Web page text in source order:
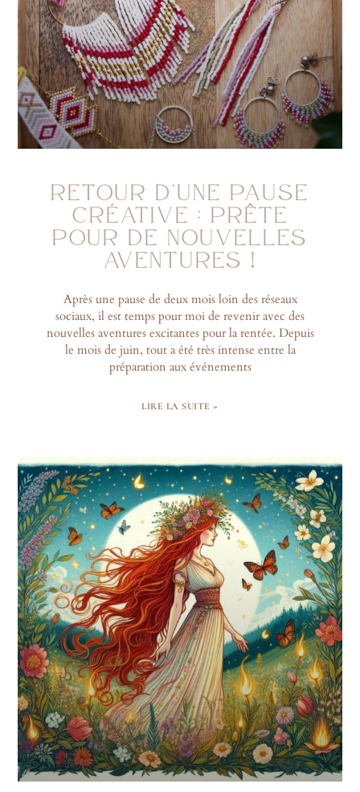
RETOUR D’UNE PAUSE
CRÉATIVE : PRÊTE
POUR DE NOUVELLES
AVENTURES !
Après une pause de deux mois loin des réseaux
sociaux, il est temps pour moi de revenir avec des
nouvelles aventures excitantes pour la rentée. Depuis
le mois de juin, tout a été très intense entre la
préparation aux événements
LIRE LA SUITE »